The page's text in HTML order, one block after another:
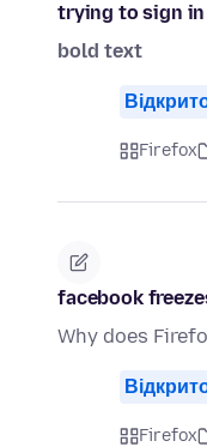
trying to sign in
bold text
Firefox
facebook
Why does
Firefox